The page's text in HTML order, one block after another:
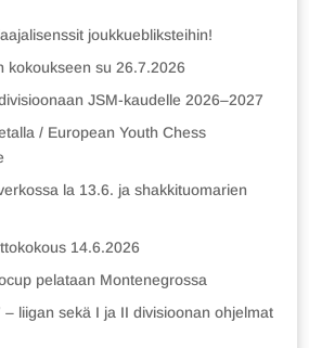
joukkuebliksteihin!
kokoukseen su 26.7.2026
JSM-kaudelle 2026–2027
/ European Youth Chess
la 13.6. ja shakkituomarien
14.6.2026
pelataan Montenegrossa
liigan sekä I ja II divisioonan ohjelmat